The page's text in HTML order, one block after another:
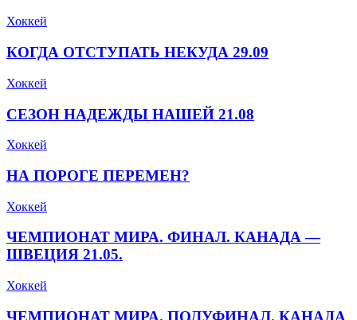
Хоккей
КОГДА ОТСТУПАТЬ НЕКУДА 29.09
Хоккей
СЕЗОН НАДЕЖДЫ НАШЕЙ 21.08
Хоккей
НА ПОРОГЕ ПЕРЕМЕН?
Хоккей
ЧЕМПИОНАТ МИРА. ФИНАЛ. КАНАДА —
ШВЕЦИЯ 21.05.
Хоккей
ЧЕМПИОНАТ МИРА. ПОЛУФИНАЛ. КАНАДА